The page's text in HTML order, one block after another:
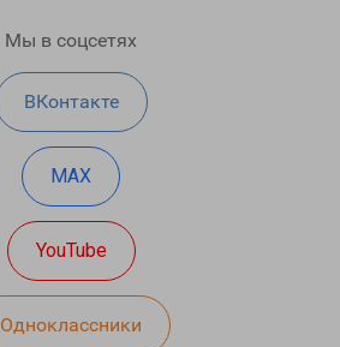
Мы в соцсетях
ВКонтакте
MAX
YouTube
Одноклассники